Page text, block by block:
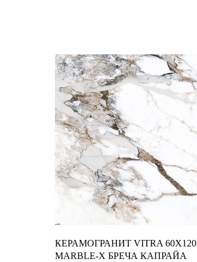
КЕРАМОГРАНИТ VITRA 60X120
MARBLE-X БРЕЧА КАПРАЙА